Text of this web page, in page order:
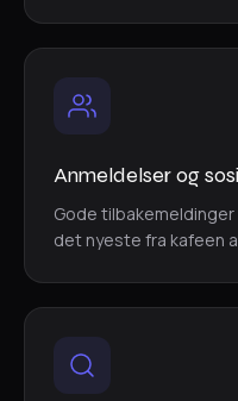
Anmeldelser og
Gode
det nyeste fra kafeen